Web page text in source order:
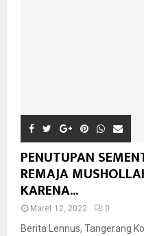
PENUTUPAN
REMAJA
KARENA...
Maret 12, 2022 0
Berita Lennus, Tangerang